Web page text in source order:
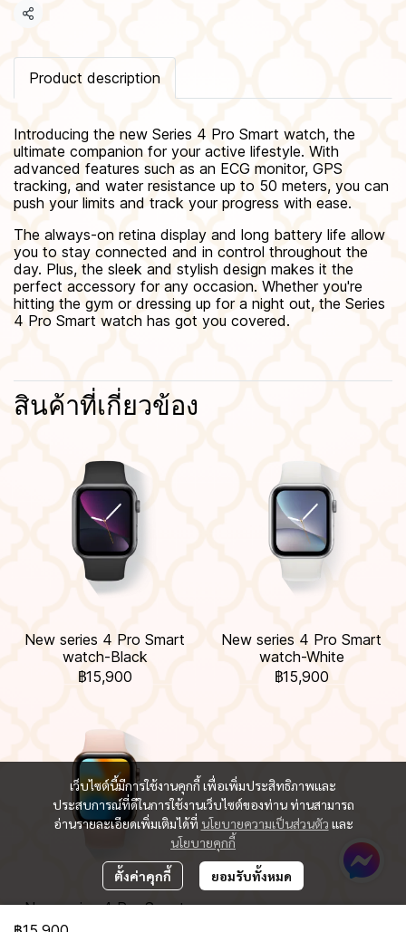
แชร์
Product description
Introducing the new Series 4 Pro Smart watch, the
ultimate companion for your active lifestyle. With
advanced features such as an ECG monitor, GPS
tracking, and water resistance up to 50 meters, you can
push your limits and track your progress with ease.
The always-on retina display and long battery life allow
you to stay connected and in control throughout the
day. Plus, the sleek and stylish design makes it the
perfect accessory for any occasion. Whether you're
hitting the gym or dressing up for a night out, the Series
4 Pro Smart watch has got you covered.
สินค้าที่เกี่ยวข้อง
New series 4 Pro Smart
watch-Black
฿15,900
New series 4 Pro Smart
watch-White
฿15,900
New series 4 Pro Smart
watch-Pink
เว็บไซต์นี้มีการใช้งานคุกกี้ เพื่อเพิ่มประสิทธิภาพและ
ประสบการณ์ที่ดีในการใช้งานเว็บไซต์ของท่าน ท่านสามารถ
อ่านรายละเอียดเพิ่มเติมได้ที่ นโยบายความเป็นส่วนตัว และ
นโยบายคุกกี้
ตั้งค่าคุกกี้ ยอมรับทั้งหมด